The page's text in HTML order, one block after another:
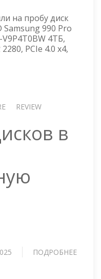
990
PRO
MZ-
V9P4T0BW
на пробу диск
Samsung 990 Pro
4ТБ,
2280, PCIe 4.0 x4,
REVIEW
в
ПОДРОБНЕЕ